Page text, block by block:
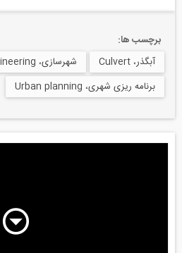
برچسب ها:
آبگذر، Culvert
شهرسازی، Municipal Engineering
برنامه ریزی شهری، Urban planning